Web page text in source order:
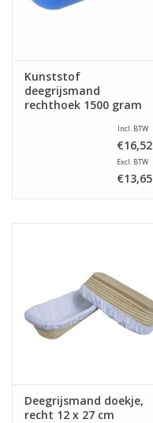
Kunststof
deegrijsmand
rechthoek 1500 gram
Incl. BTW
€16,52
Excl. BTW
€13,65
Deegrijsmand doekje,
recht 12 x 27 cm